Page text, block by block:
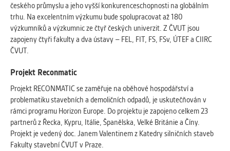
českého průmyslu a jeho vyšší konkurenceschopnosti na globálním
trhu. Na excelentním výzkumu bude spolupracovat až 180
výzkumníků a výzkumnic ze čtyř českých univerzit. Z ČVUT jsou
zapojeny čtyři fakulty a dva ústavy – FEL, FIT, FS, FSv, ÚTEF a CIIRC
ČVUT.
Projekt Reconmatic
Projekt RECONMATIC se zaměřuje na oběhové hospodářství a
problematiku stavebních a demoličních odpadů, je uskutečňován v
rámci programu Horizon Europe. Do projektu je zapojeno celkem 23
partnerů z Řecka, Kypru, Itálie, Španělska, Velké Británie a Číny.
Projekt je vedený doc. Janem Valentinem z Katedry silničních staveb
Fakulty stavební ČVUT v Praze.